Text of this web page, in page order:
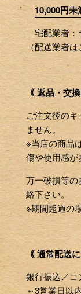
10,000円
宅配業者：
（配送業者
｟ 返品・交
ご注文後の
ません。
※当店の商品
傷や使用感
万一破損等
絡下さい。
※期間超過の
｟ 通常配送
銀行振込／コ
～3営業日以